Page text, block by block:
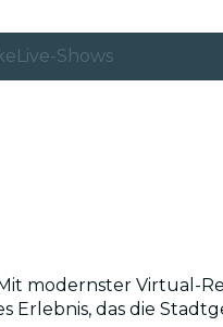
Live-Shows
São Paulo
modernster Virtual-
das die